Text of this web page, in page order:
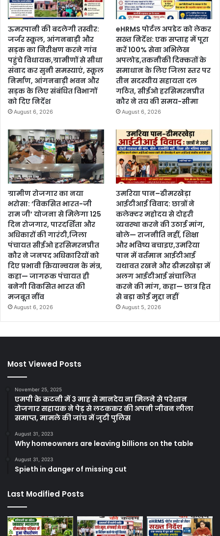
ऊमरपानी की बदलेगी तस्वीर:
जर्जर स्कूल, आंगनबाड़ी और
सड़क का निरीक्षण करने गांव
पहुंचे विधायक,ग्रामीणों से सीधा
संवाद कर सुनी समस्याएं, स्कूल
निर्माण, आंगनबाड़ी भवन और
सड़क के लिए संबंधित विभागों
को दिए निर्देश
August 6, 2026
eHRMS पोर्टल अपडेट को लेकर
सख्त निर्देश: एक सप्ताह में पूरा
करें 100% सेवा अभिलेख
अपलोड,तकनीकी दिक्कतों के
समाधान के लिए जिला स्तर पर
तीन सदस्यीय सहायता दल
गठित, सीईओ हरसिमरनप्रीत
कौर ने तय की समय-सीमा
August 6, 2026
ग्रामीण रोजगार का नया
भरोसा: ‘विकसित भारत-जी
राम जी’ योजना से मिलेगा 125
दिन रोजगार, पारदर्शिता और
अधिकारों की गारंटी,जिला
पंचायत सीईओ हरसिमरनप्रीत
कौर ने जनपद अधिकारियों को
दिए प्रभावी क्रियान्वयन के मंत्र,
कहा— जागरूक पंचायत ही
बनेगी विकसित भारत की
मजबूत नींव
August 6, 2026
उमरिया पान–ढीमरखेड़ा
आईटीआई विवाद: छात्रों ने
कलेक्टर महोदय से दोहरी
व्यवस्था करने की उठाई मांग,
बोले— राजनीति नहीं, शिक्षा
और भविष्य बचाइए,उमरिया
पान में वर्तमान आईटीआई
यथावत रखने और ढीमरखेड़ा में
अलग आईटीआई संचालित
करने की मांग, कहा— छात्र हित
से बड़ा कोई मुद्दा नहीं
August 5, 2026
Most Viewed Posts
November 25, 2025
एमपी के कटनी में 3 माह से मानदेय ना मिलने से परेशान
रोजगार सहायक ने पेड़ से लटककर की अपनी जीवन लीला
समाप्त, मामले की जांच में जुटी पुलिस
August 31, 2023
Why homeowners are leaving billions on the table
August 31, 2023
Spieth in danger of missing cut
Last Modified Posts